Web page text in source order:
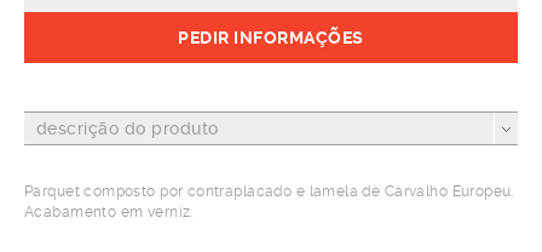
PEDIR INFORMAÇÕES
descrição do produto
Parquet composto por contraplacado e lamela de Carvalho Europeu.
Acabamento em verniz.